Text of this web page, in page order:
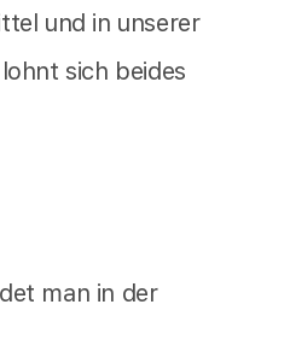
und in unserer
sich beides
man in der